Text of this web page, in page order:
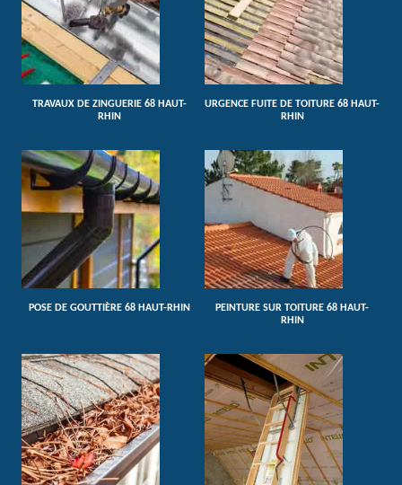
TRAVAUX DE ZINGUERIE 68 HAUT-
RHIN
URGENCE FUITE DE TOITURE 68 HAUT-
RHIN
POSE DE GOUTTIÈRE 68 HAUT-RHIN
PEINTURE SUR TOITURE 68 HAUT-
RHIN